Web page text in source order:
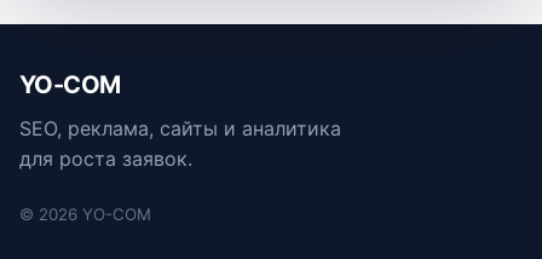
YO-COM
SEO, реклама, сайты и аналитика
для роста заявок.
© 2026 YO-COM